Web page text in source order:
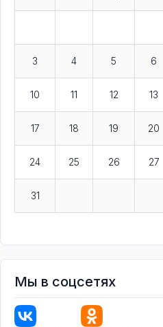
3 4 5 6
10 11 12 13
17 18 19 20
24 25 26 27
31
Мы в соцсетях